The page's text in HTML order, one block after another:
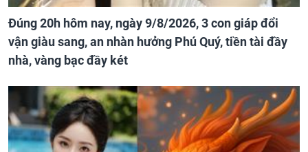
Đúng 20h hôm nay, ngày 9/8/2026, 3 con giáp đổi
vận giàu sang, an nhàn hưởng Phú Quý, tiền tài đầy
nhà, vàng bạc đầy két